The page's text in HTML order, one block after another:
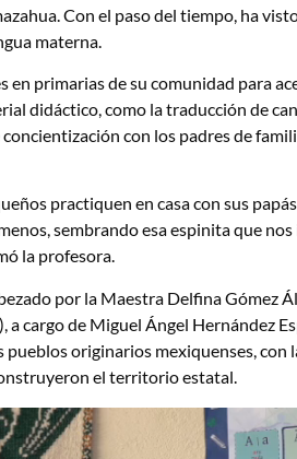
Con el paso del tiempo, ha
materna.
primarias de su comunidad para
didáctico, como la traducción de
con los padres de
practiquen en casa con sus
sembrando esa espinita que
la profesora.
por la Maestra Delfina Gómez
a cargo de Miguel Ángel Hernández
originarios mexiquenses, con
el territorio estatal.